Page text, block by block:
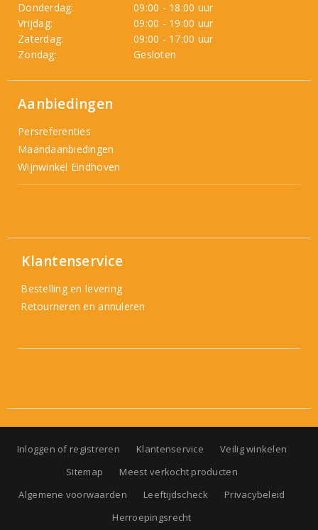
Donderdag:
09:00 - 18:00 uur
Vrijdag:
09:00 - 19:00 uur
Zaterdag:
09:00 - 17:00 uur
Zondag:
Gesloten
Aanbiedingen
Persreferenties
Maandaanbiedingen
Wijnwinkel Eindhoven
Klantenservice
Bestelling en levering
Retourneren en annuleren
Inloggen of registreren Klantenservice
Veilig winkelen
Sitemap
Meest verkocht producten
Algemene voorwaarden
Leeftijdscheck
Privacybeleid
Herroepingsrecht